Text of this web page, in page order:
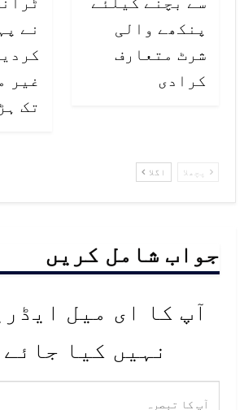
پنکھے والی
شرٹ متعارف
کرادی
نے
غیر
تک
پچھلا اگلا
جواب شامل کریں
آپ کا ای میل
نہیں کیا